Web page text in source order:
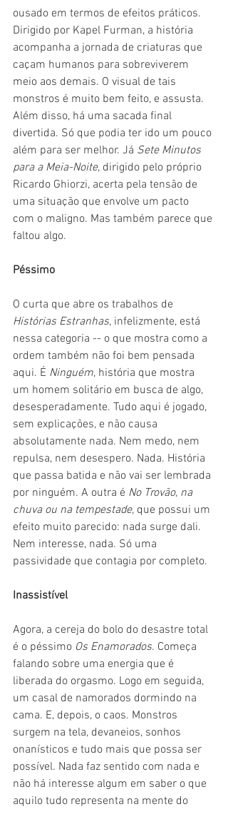
ousado em termos de efeitos práticos.
Dirigido por Kapel Furman, a história
acompanha a jornada de criaturas que
caçam humanos para sobreviverem
meio aos demais. O visual de tais
monstros é muito bem feito, e assusta.
Além disso, há uma sacada final
divertida. Só que podia ter ido um pouco
além para ser melhor. Já Sete Minutos
para a Meia-Noite, dirigido pelo próprio
Ricardo Ghiorzi, acerta pela tensão de
uma situação que envolve um pacto
com o maligno. Mas também parece que
faltou algo.
Péssimo
O curta que abre os trabalhos de
Histórias Estranhas, infelizmente, está
nessa categoria -- o que mostra como a
ordem também não foi bem pensada
aqui. É Ninguém, história que mostra
um homem solitário em busca de algo,
desesperadamente. Tudo aqui é jogado,
sem explicações, e não causa
absolutamente nada. Nem medo, nem
repulsa, nem desespero. Nada. História
que passa batida e não vai ser lembrada
por ninguém. A outra é No Trovão, na
chuva ou na tempestade, que possui um
efeito muito parecido: nada surge dali.
Nem interesse, nada. Só uma
passividade que contagia por completo.
Inassistível
Agora, a cereja do bolo do desastre total
é o péssimo Os Enamorados. Começa
falando sobre uma energia que é
liberada do orgasmo. Logo em seguida,
um casal de namorados dormindo na
cama. E, depois, o caos. Monstros
surgem na tela, devaneios, sonhos
onanísticos e tudo mais que possa ser
possível. Nada faz sentido com nada e
não há interesse algum em saber o que
aquilo tudo representa na mente do